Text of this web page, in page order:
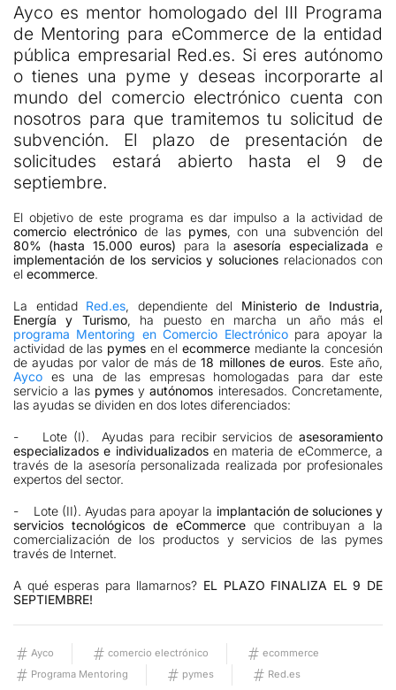
Ayco es mentor homologado del III Programa
de Mentoring para eCommerce de la entidad
pública empresarial Red.es. Si eres autónomo
o tienes una pyme y deseas incorporarte al
mundo del comercio electrónico cuenta con
nosotros para que tramitemos tu solicitud de
subvención. El plazo de presentación de
solicitudes estará abierto hasta el 9 de
septiembre.
El objetivo de este programa es dar impulso a la actividad de
comercio electrónicode las pymes, con una subvención del
80% (hasta 15.000 euros) para laasesoría especializada e
implementación de los servicios y soluciones relacionados con
el ecommerce.
La entidad Red.es, dependiente del Ministerio de Industria,
Energía y Turismo, ha puesto en marcha un año más el
programa Mentoring en Comercio Electrónico para apoyar la
actividad de las pymes en el ecommerce mediante la concesión
de ayudas por valor de más de18 millones de euros. Este año,
Ayco es una de las empresas homologadas para dar este
servicio a las pymesyautónomos interesados. Concretamente,
las ayudas se dividen en dos lotes diferenciados:
- Lote (I). Ayudas para recibir servicios de asesoramiento
especializados e individualizadosen materia de eCommerce, a
través de la asesoría personalizada realizada por profesionales
expertos del sector.
- Lote (II). Ayudas para apoyar la implantación de soluciones y
servicios tecnológicos de eCommerce que contribuyan a la
comercialización de los productos y servicios de las pymes
través de Internet.
A qué esperas para llamarnos? EL PLAZO FINALIZA EL 9 DE
SEPTIEMBRE!
Ayco comercio electrónico
ecommerce
Programa Mentoring
pymes Red.es